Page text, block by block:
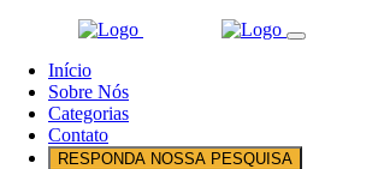
Início
Sobre Nós
Categorias
Contato
RESPONDA NOSSA PESQUISA